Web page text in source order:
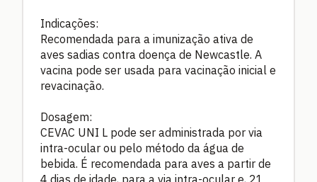
Indicações:
Recomendada para a imunização ativa de
aves sadias contra doença de Newcastle. A
vacina pode ser usada para vacinação inicial e
revacinação.
Dosagem:
CEVAC UNI L pode ser administrada por via
intra-ocular ou pelo método da água de
bebida. É recomendada para aves a partir de
4 dias de idade, para a via intra-ocular e, 21